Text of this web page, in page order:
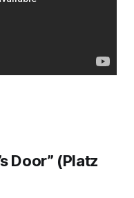
Door” (Platz